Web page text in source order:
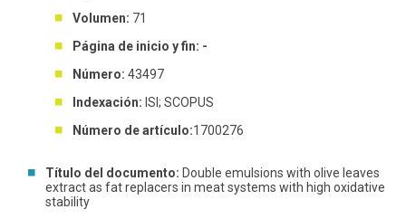
Volumen: 71
Página de inicio y fin: -
Número: 43497
Indexación: ISI; SCOPUS
Número de artículo:1700276
Título del documento: Double emulsions with olive leaves
extract as fat replacers in meat systems with high oxidative
stability